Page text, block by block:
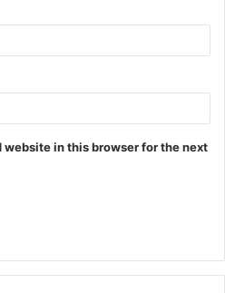
website in this browser for the next